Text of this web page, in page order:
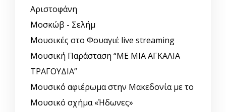
Αριστοφάνη
Μοσκώβ - Σελήμ
Μουσικές στο Φουαγιέ live streaming
Μουσική Παράσταση “ΜΕ ΜΙΑ ΑΓΚΑΛΙΑ
ΤΡΑΓΟΥΔΙΑ”
Μουσικό αφιέρωμα στην Μακεδονία με το
Μουσικό σχήμα «Ήδωνες»